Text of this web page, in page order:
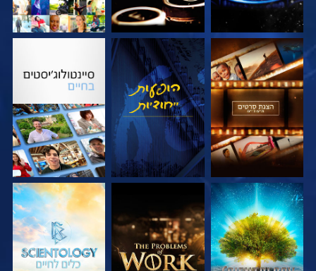
בדוק את הסדרה צפה בדוק את הסדרה
בדוק את הסדרה בדוק את הסדרה בדוק את הסדרה